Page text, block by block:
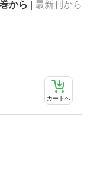
から 最新刊から
カートへ